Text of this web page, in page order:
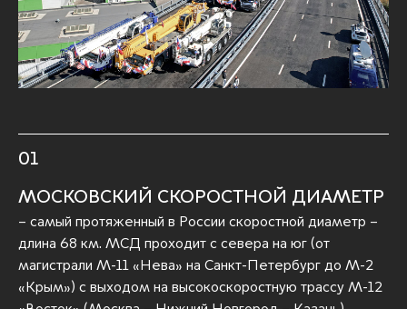
01
МОСКОВСКИЙ СКОРОСТНОЙ ДИАМЕТР
– самый протяженный в России скоростной диаметр –
длина 68 км. МСД проходит с севера на юг (от
магистрали М-11 «Нева» на Санкт-Петербург до М-2
«Крым») с выходом на высокоскоростную трассу М-12